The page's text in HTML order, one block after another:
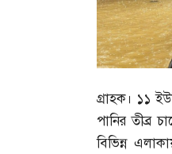
গ্রাহক। ১১
পানির তীব্র
বিভিন্ন